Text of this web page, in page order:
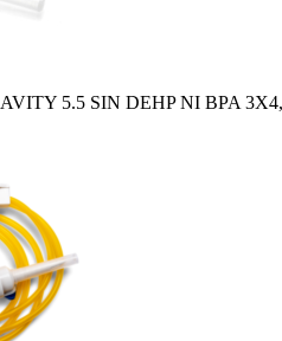
5.5 SIN DEHP NI BPA